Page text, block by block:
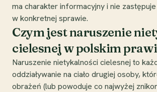
ma charakter informacyjny i nie
w konkretnej sprawie.
Czym jest naruszenie
cielesnej w polskim
Naruszenie nietykalności cielesnej to
oddziaływanie na ciało drugiej osoby,
obrażeń (lub powoduje co najwyżej